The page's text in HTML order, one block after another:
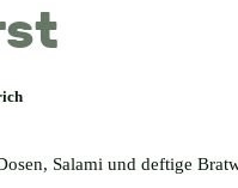
Salami und deftige